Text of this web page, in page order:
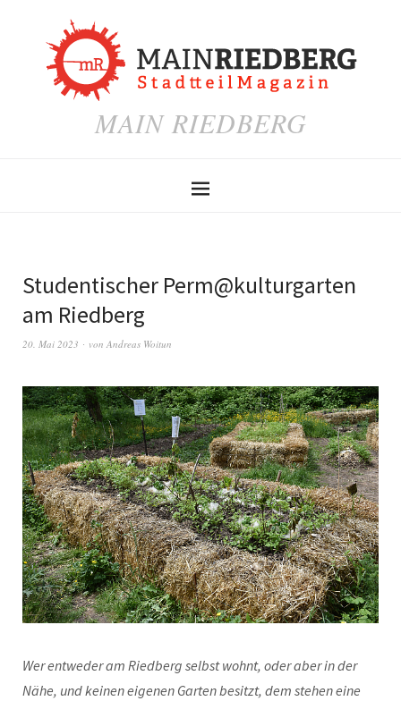
MAIN RIEDBERG
Studentischer Perm@kulturgarten
am Riedberg
20. Mai 2023 von Andreas Woitun
Wer entweder am Riedberg selbst wohnt, oder aber in der
Nähe, und keinen eigenen Garten besitzt, dem stehen eine